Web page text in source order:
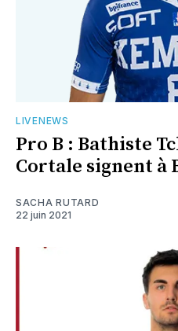
LIVENEWS
Pro B : Bathiste
Cortale signent à
SACHA RUTARD
22 juin 2021